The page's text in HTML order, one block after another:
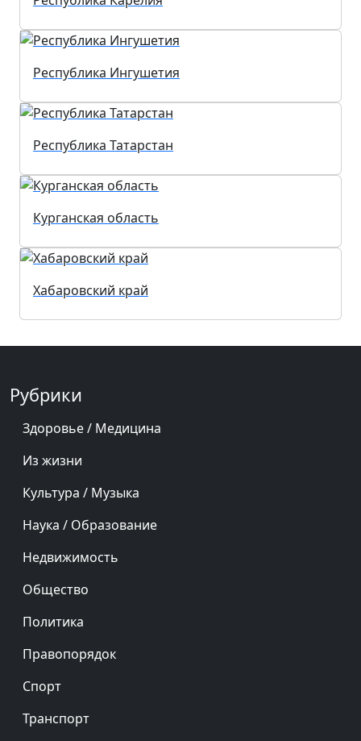
Республика Ингушетия
Республика Татарстан
Курганская область
Хабаровский край
Рубрики
Здоровье / Медицина
Из жизни
Культура / Музыка
Наука / Образование
Недвижимость
Общество
Политика
Правопорядок
Спорт
Транспорт